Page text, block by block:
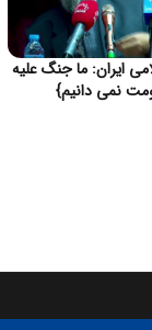
ایران: ما جنگ علیه
نمی دانیم}